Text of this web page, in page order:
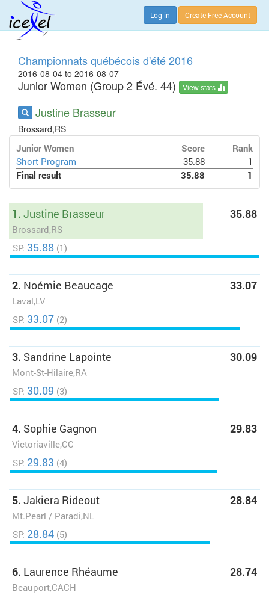
Log in Create Free Account
Championnats québécois d'été 2016
2016-08-04 to 2016-08-07
Junior Women (Group 2 Évé. 44) View stats
Justine Brasseur
Brossard,RS
Junior Women Score
Rank
Short Program
35.88
1
Final result
35.88 1
1. Justine Brasseur
Brossard,RS
35.88
SP: 35.88 (1)
2. Noémie Beaucage
Laval,LV
33.07
SP: 33.07 (2)
3. Sandrine Lapointe
Mont-St-Hilaire,RA
30.09
SP: 30.09 (3)
4. Sophie Gagnon
Victoriaville,CC
29.83
SP: 29.83 (4)
5. Jakiera Rideout
Mt.Pearl / Paradi,NL
28.84
SP: 28.84 (5)
6. Laurence Rhéaume
Beauport,CACH
28.74